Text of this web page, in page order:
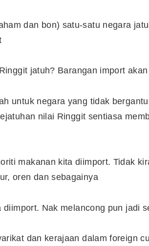
dan bon) satu-satu negara
jatuh? Barangan import
untuk negara yang tidak
nilai Ringgit sentiasa
makanan kita diimport. Tidak
oren dan sebagainya
Nak melancong pun jadi
dan kerajaan dalam foreign